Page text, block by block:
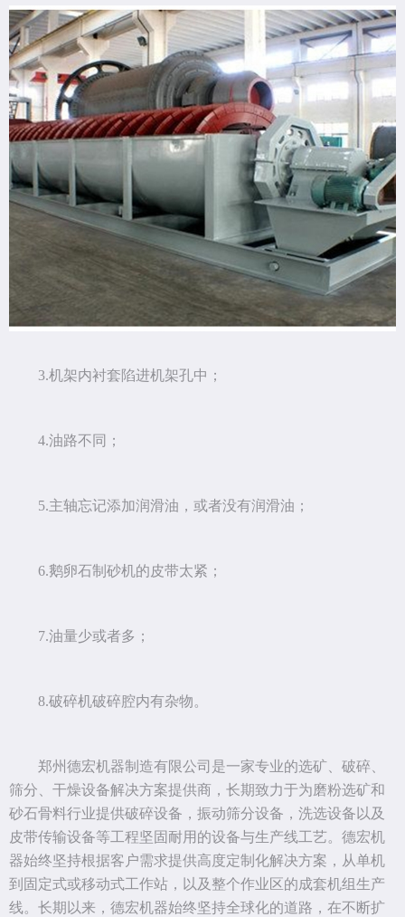
3.机架内衬套陷进机架孔中；
4.油路不同；
5.主轴忘记添加润滑油，或者没有润滑油；
6.鹅卵石制砂机的皮带太紧；
7.油量少或者多；
8.破碎机破碎腔内有杂物。
郑州德宏机器制造有限公司是一家专业的选矿、破碎、
筛分、干燥设备解决方案提供商，长期致力于为磨粉选矿和
砂石骨料行业提供破碎设备，振动筛分设备，洗选设备以及
皮带传输设备等工程坚固耐用的设备与生产线工艺。德宏机
器始终坚持根据客户需求提供高度定制化解决方案，从单机
到固定式或移动式工作站，以及整个作业区的成套机组生产
线。长期以来，德宏机器始终坚持全球化的道路，在不断扩